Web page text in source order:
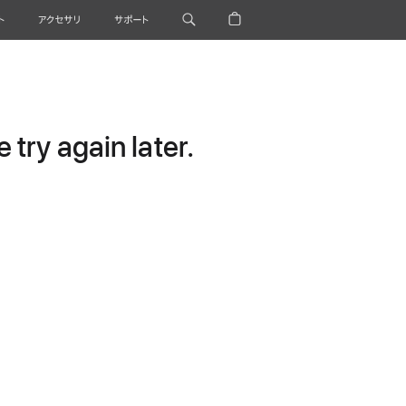
アクセサリ サポート
try again later.